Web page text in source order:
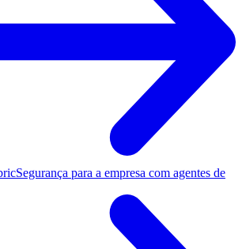
Segurança para a empresa com agentes de